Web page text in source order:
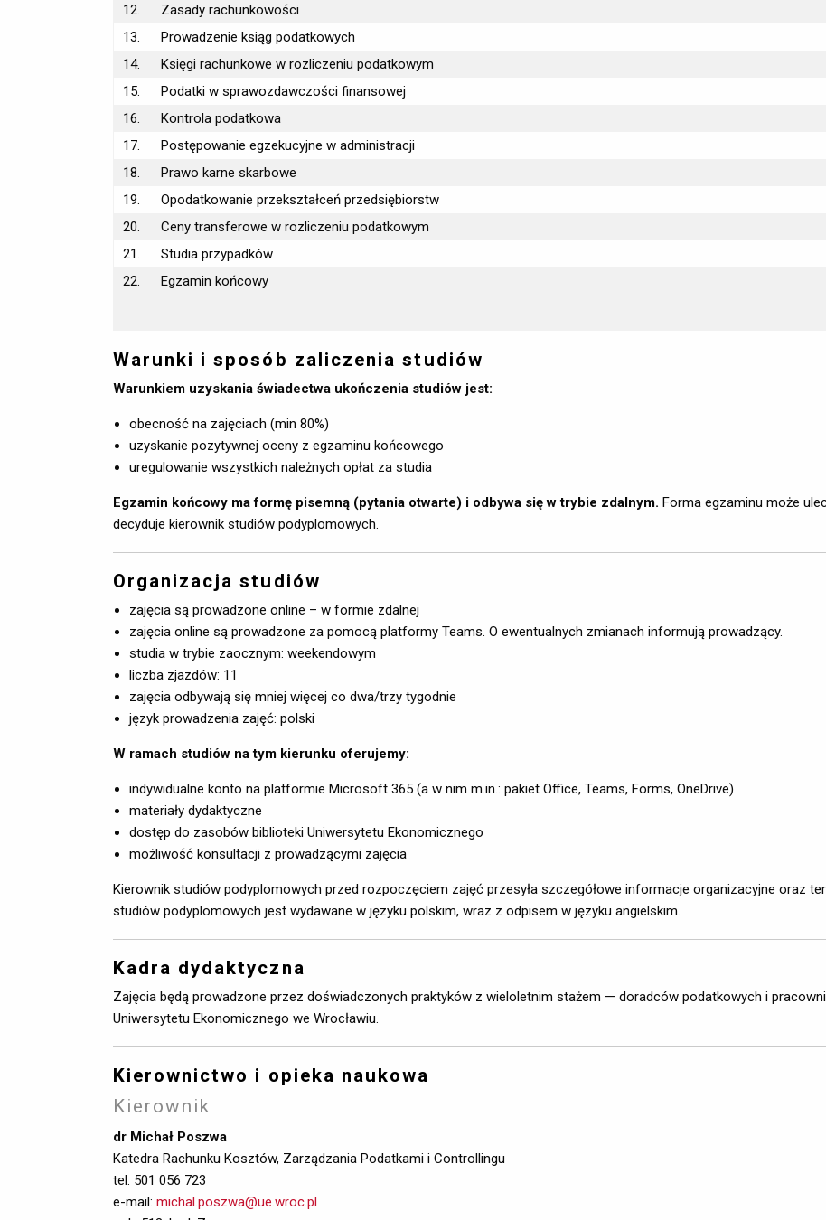
12.
Zasady rachunkowości
13.
Prowadzenie ksiąg podatkowych
14.
Księgi rachunkowe w rozliczeniu podatkowym
15.
Podatki w sprawozdawczości finansowej
16.
Kontrola podatkowa
17.
Postępowanie egzekucyjne w administracji
18.
Prawo karne skarbowe
19.
Opodatkowanie przekształceń przedsiębiorstw
20.
Ceny transferowe w rozliczeniu podatkowym
21.
Studia przypadków
22.
Egzamin końcowy
Warunki i sposób zaliczenia studiów
Warunkiem uzyskania świadectwa ukończenia studiów jest:
obecność na zajęciach (min 80%)
uzyskanie pozytywnej oceny z egzaminu końcowego
uregulowanie wszystkich należnych opłat za studia
Egzamin końcowy ma formę pisemną (pytania otwarte) i odbywa się w trybie zdalnym. Forma egzaminu może
decyduje kierownik studiów podyplomowych.
Organizacja studiów
zajęcia są prowadzone online – w formie zdalnej
zajęcia online są prowadzone za pomocą platformy Teams. O ewentualnych zmianach informują prowadzący.
studia w trybie zaocznym: weekendowym
liczba zjazdów: 11
zajęcia odbywają się mniej więcej co dwa/trzy tygodnie
język prowadzenia zajęć: polski
W ramach studiów na tym kierunku oferujemy:
indywidualne konto na platformie Microsoft 365 (a w nim m.in.: pakiet Office, Teams, Forms, OneDrive)
materiały dydaktyczne
dostęp do zasobów biblioteki Uniwersytetu Ekonomicznego
możliwość konsultacji z prowadzącymi zajęcia
Kierownik studiów podyplomowych przed rozpoczęciem zajęć przesyła szczegółowe informacje organizacyjne oraz
studiów podyplomowych jest wydawane w języku polskim, wraz z odpisem w języku angielskim.
Kadra dydaktyczna
Zajęcia będą prowadzone przez doświadczonych praktyków z wieloletnim stażem — doradców podatkowych i
Uniwersytetu Ekonomicznego we Wrocławiu.
Kierownictwo i opieka naukowa
Kierownik
dr Michał Poszwa
Katedra Rachunku Kosztów, Zarządzania Podatkami i Controllingu
tel. 501 056 723
e-mail: michal.poszwa@ue.wroc.pl